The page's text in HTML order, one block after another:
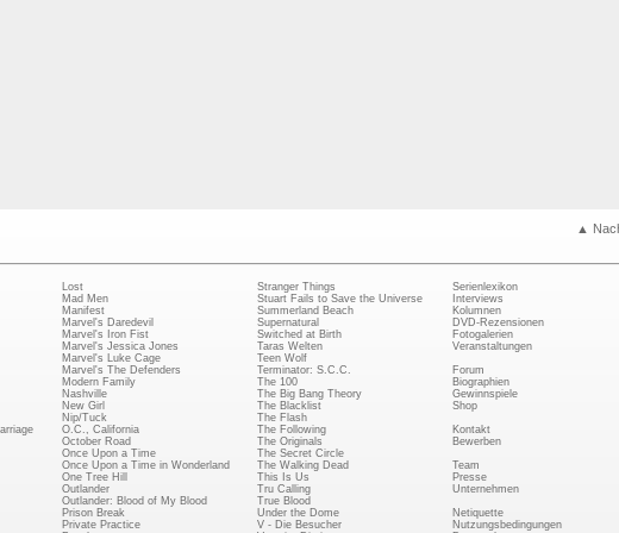
▲
Lost
Mad Men
Manifest
Marvel's Daredevil
Marvel's Iron Fist
Marvel's Jessica Jones
Marvel's Luke Cage
Marvel's The Defenders
Modern Family
Nashville
New Girl
Nip/Tuck
O.C., California
October Road
Once Upon a Time
Once Upon a Time in Wonderland
One Tree Hill
Outlander
Outlander: Blood of My Blood
Prison Break
Private Practice
Stranger Things
Stuart Fails to Save the Universe
Summerland Beach
Supernatural
Switched at Birth
Taras Welten
Teen Wolf
Terminator: S.C.C.
The 100
The Big Bang Theory
The Blacklist
The Flash
The Following
The Originals
The Secret Circle
The Walking Dead
This Is Us
Tru Calling
True Blood
Under the Dome
V - Die Besucher
Serienlexikon
Interviews
Kolumnen
DVD-Rezensionen
Fotogalerien
Veranstaltungen
Forum
Biographien
Gewinnspiele
Shop
Kontakt
Bewerben
Team
Presse
Unternehmen
Netiquette
Nutzungsbedingungen